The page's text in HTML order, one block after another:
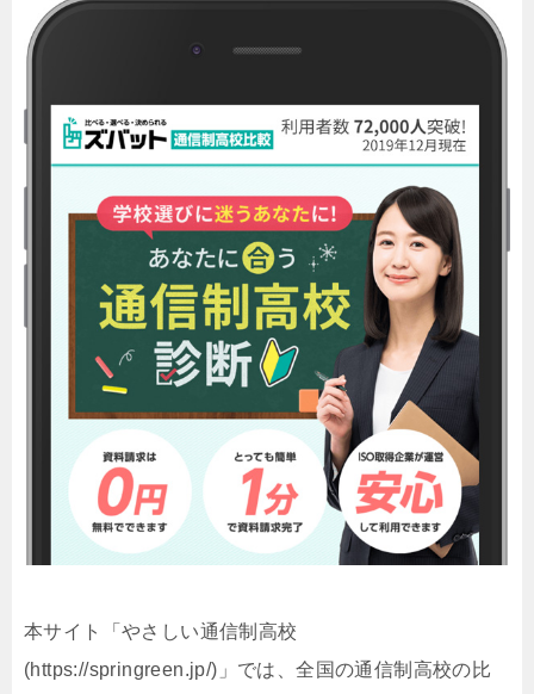
本サイト「やさしい通信制高校
(https://springreen.jp/)」では、全国の通信制高校の比